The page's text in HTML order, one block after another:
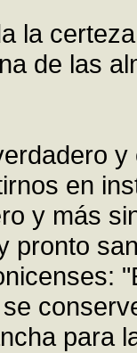
la
de las
en
y más
pronto
para